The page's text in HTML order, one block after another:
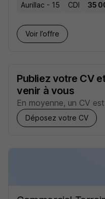
Aurillac - 15 CDI 35
Voir l’offre
Publiez votre CV
venir à vous
En moyenne, un CV
Déposez votre CV